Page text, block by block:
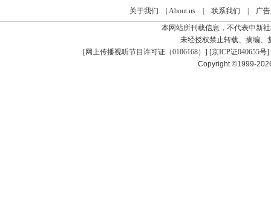
关于我们 About us| 联系我们
广
本网站所刊载信息，不代表中新
未经授权禁止转载、摘编、
[网上传播视听节目许可证（0106168） ] [京ICP证040655号]
Copyright ©1999-